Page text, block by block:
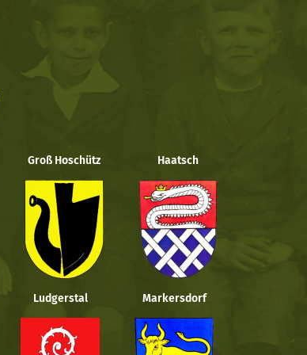
Groß Hoschütz Haatsch
Ludgerstal Markersdorf